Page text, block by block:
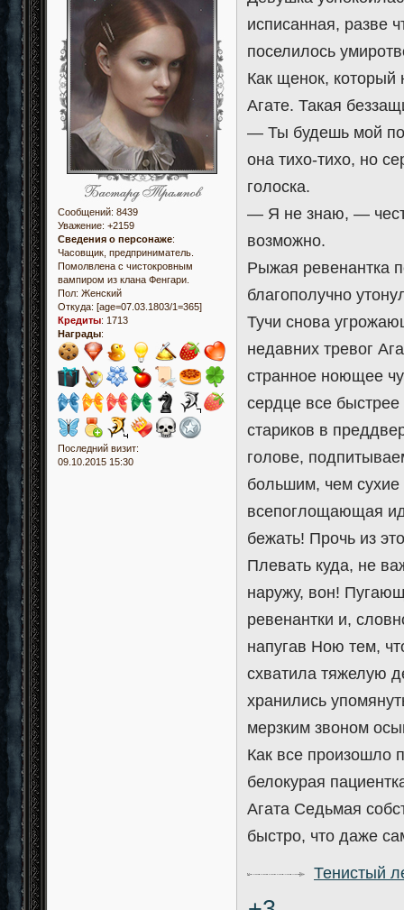
Сообщений: 8439
Уважение: +2159
Сведения о персонаже:
Часовщик, предприниматель.
Помолвлена с чистокровным
вампиром из клана Фенгари.
Пол: Женский
Откуда: [age=07.03.1803/1=365]
Кредиты: 1713
Награды:
Последний визит:
09.10.2015 15:30
исписанная, разве
поселилось
Как щенок, который
Агате. Такая
— Ты будешь мой
она тихо-тихо, но
голоска.
— Я не знаю, —
возможно.
Рыжая ревенантка
благополучно
Тучи снова
недавних тревог
странное ноющее
сердце все
стариков в
голове,
большим, чем
всепоглощающая
бежать! Прочь из
Плевать куда, не
наружу, вон!
ревенантки и,
напугав Ною тем,
схватила тяжелую
хранились
мерзким звоном
Как все произошло
белокурая
Агата Седьмая
быстро, что даже
Тенистый